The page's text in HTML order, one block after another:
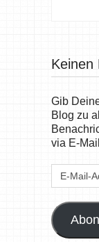
Keinen
Gib
Blog zu
via E-
E-